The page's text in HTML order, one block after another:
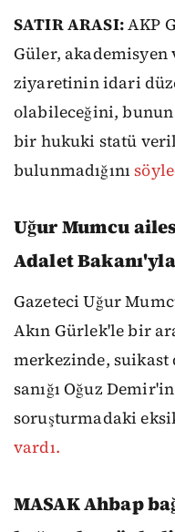
SATIR ARASI:AKP
Güler, akademisyen
ziyaretinin idari
olabileceğini,
bir hukuki statü
bulunmadığını
Uğur Mumcu
Adalet
Gazeteci Uğur
Akın Gürlek'le bir
merkezinde, suikast
sanığı Oğuz
soruşturmadaki
vardı.
MASAK Ahbap